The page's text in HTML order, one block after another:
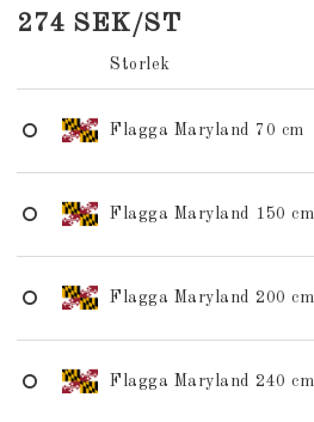
274 SEK/ST
Storlek
Flagga Maryland 70 cm
Flagga Maryland 150 cm
Flagga Maryland 200 cm
Flagga Maryland 240 cm